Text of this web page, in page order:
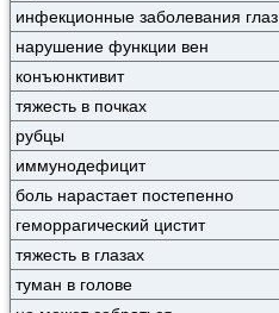
инфекционные заболевания глаз
нарушение функции вен
конъюнктивит
тяжесть в почках
рубцы
иммунодефицит
боль нарастает постепенно
геморрагический цистит
тяжесть в глазах
туман в голове